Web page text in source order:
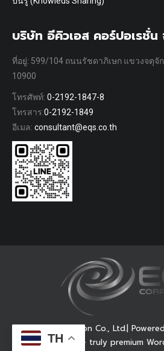
บริษัท อีคิวเอส คอร์ปอเรชั่น
ที่อยู่: 599/104 ถนนรัชดาภิเษก แขวงจตุจั
10900
โทรศัพท์: 0-2192-1847-8
โทรสาร:0-2192-1849
อีเมล: consultant@eqs.co.th
© EQS Corporation Co., Ltd.|
Theme — truly premium
TH